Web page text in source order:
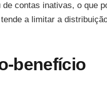
contas inativas, o que
a limitar a
benefício